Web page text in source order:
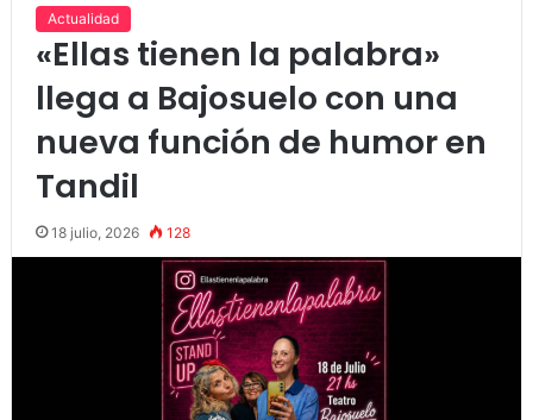
Actualidad
«Ellas tienen la palabra»
llega a Bajosuelo con una
nueva función de humor en
Tandil
18 julio, 2026 128